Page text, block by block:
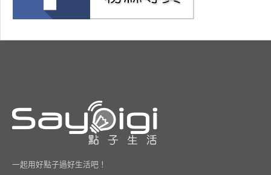
一起用好點子過好生活吧！